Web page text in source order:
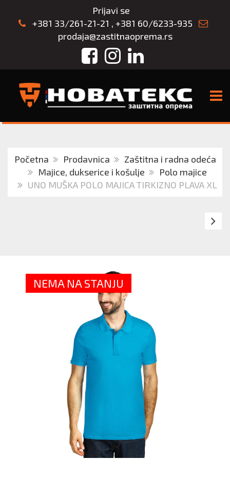
Prijavi se
+381 33/261-21-21 , +381 60/6233-935
prodaja@zastitnaoprema.rs
FacebookInstagram
LinkedIn
Početna Prodavnica
Zaštitna i radna odeća
Majice, dukserice i košulje
Polo majice
UNO MUŠKA POLO MAJICA TIRKIZNO PLAVA XL
NEMA NA STANJU